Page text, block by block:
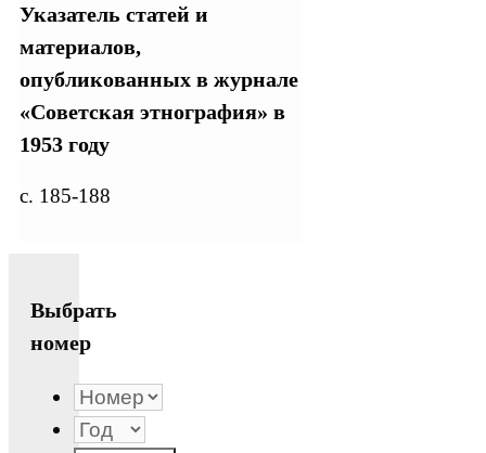
Указатель статей и
материалов,
опубликованных в журнале
«Советская этнография» в
1953 году
с. 185-188
Выбрать
номер